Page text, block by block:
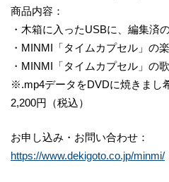
商品内容：
・木箱に入ったUSBに、編集済
・MINMI「タイムカプセル」の
・MINMI「タイムカプセル」の
※.mp4データをDVDに焼きまし
2,200円（税込）
お申し込み・お問い合わせ：
https://www.dekigoto.co.jp/minmi/